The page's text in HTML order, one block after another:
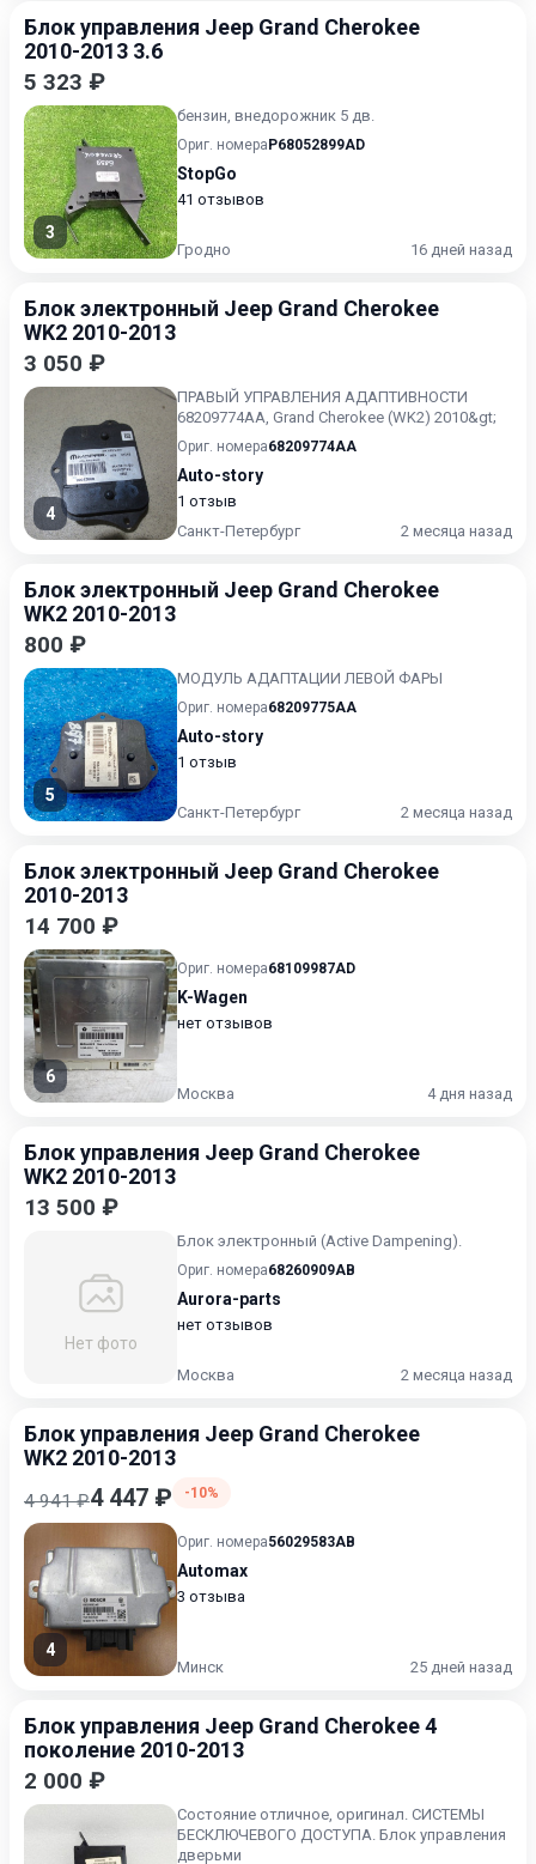
Блок управления Jeep Grand Cherokee
2010-2013 3.6
5 323 ₽
3
бензин, внедорожник 5 дв.
Ориг. номера P68052899AD
StopGo
41 отзывов
Гродно 16 дней назад
Блок электронный Jeep Grand Cherokee
WK2 2010-2013
3 050 ₽
4
ПРАВЫЙ УПРАВЛЕНИЯ АДАПТИВНОСТИ
68209774AA, Grand Cherokee (WK2) 2010&gt;
Ориг. номера68209774AA
Auto-story
1 отзыв
Санкт-Петербург
2 месяца назад
Блок электронный Jeep Grand Cherokee
WK2 2010-2013
800 ₽
5
МОДУЛЬ АДАПТАЦИИ ЛЕВОЙ ФАРЫ
Ориг. номера68209775AA
Auto-story
1 отзыв
Санкт-Петербург 2 месяца назад
Блок электронный Jeep Grand Cherokee
2010-2013
14 700 ₽
6
Ориг. номера68109987AD
K-Wagen
нет отзывов
Москва 4 дня назад
Блок управления Jeep Grand Cherokee
WK2 2010-2013
13 500 ₽
Нет фото
Блок электронный (Active Dampening).
Ориг. номера68260909AB
Aurora-parts
нет отзывов
Москва 2 месяца назад
Блок управления Jeep Grand Cherokee
WK2 2010-2013
4 941 ₽4 447 ₽ -10%
4
Ориг. номера56029583AB
Automax
3 отзыва
Минск 25 дней назад
Блок управления Jeep Grand Cherokee 4
поколение 2010-2013
2 000 ₽
Состояние отличное, оригинал. СИСТЕМЫ
БЕСКЛЮЧЕВОГО ДОСТУПА. Блок управления
дверьми